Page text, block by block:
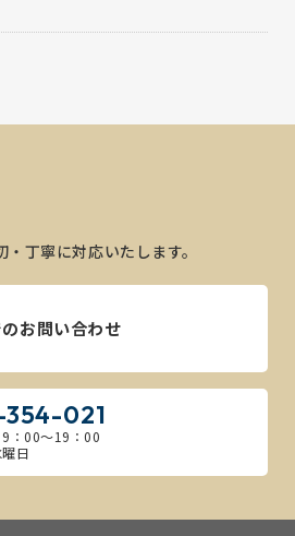
丁寧に対応いたします。
お問い合わせ
021
9：00～19：00
日